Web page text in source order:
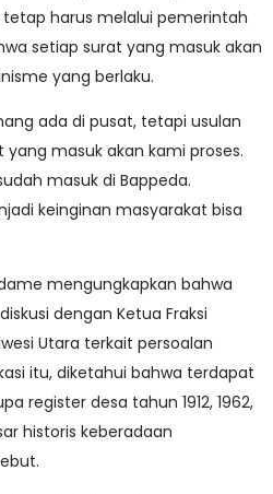
harus melalui pemerintah
setiap surat yang masuk akan
yang berlaku.
ada di pusat, tetapi usulan
masuk akan kami proses.
masuk di Bappeda.
keinginan masyarakat bisa
mengungkapkan bahwa
dengan Ketua Fraksi
Utara terkait persoalan
itu, diketahui bahwa terdapat
register desa tahun 1912, 1962,
historis keberadaan